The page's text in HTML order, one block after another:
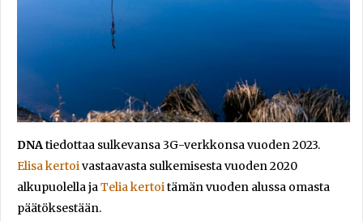
DNAtiedottaa sulkevansa 3G-verkkonsa vuoden 2023.
Elisa kertoivastaavasta sulkemisesta vuoden 2020
alkupuolella jaTelia kertoitämän vuoden alussa omasta
päätöksestään.